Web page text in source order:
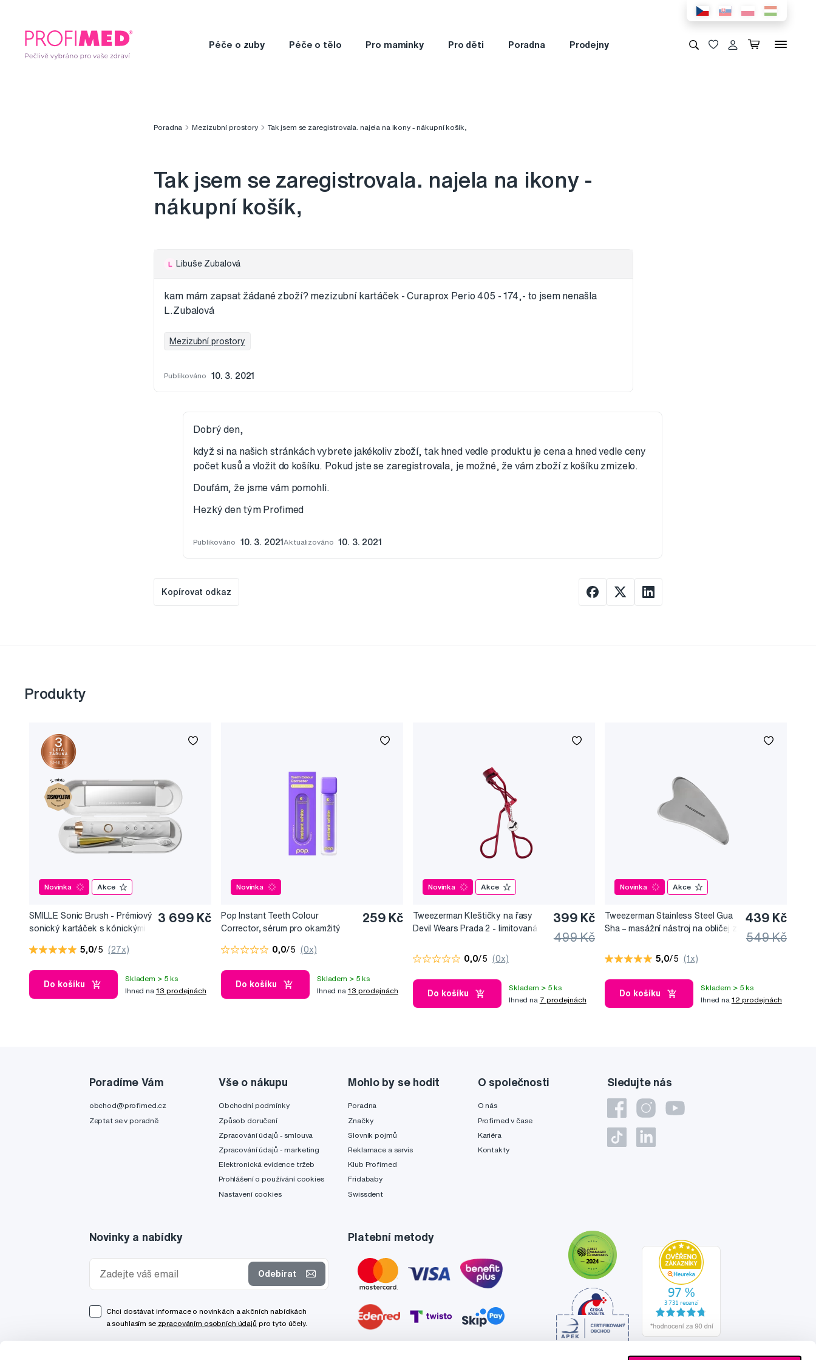
Péče o zuby Péče o tělo Pro maminky Pro děti Poradna Prodejny
Poradna Mezizubní prostory Tak jsem se zaregistrovala. najela na ikony - nákupní košík,
Tak jsem se zaregistrovala. najela na ikony -
nákupní košík,
L Libuše Zubalová
kam mám zapsat žádané zboží? mezizubní kartáček - Curaprox Perio 405 - 174,- to jsem nenašla
L.Zubalová
Mezizubní prostory
Publikováno 10. 3. 2021
Dobrý den,
když si na našich stránkách vybrete jakékoliv zboží, tak hned vedle produktu je cena a hned vedle ceny
počet kusů a vložit do košíku. Pokud jste se zaregistrovala, je možné, že vám zboží z košíku zmizelo.
Doufám, že jsme vám pomohli.
Hezký den tým Profimed
Publikováno 10. 3. 2021Aktualizováno 10. 3. 2021
Kopírovat odkaz
Produkty
Novinka Akce
SMILLE Sonic Brush - Prémiový
sonický kartáček s kónickými
3 699 Kč
5,0/5 (27x)
Do košíku
Skladem > 5 ks
Ihned na 13 prodejnách
Novinka
Pop Instant Teeth Colour
Corrector, sérum pro okamžitý
259 Kč
0,0/5 (0x)
Do košíku
Skladem > 5 ks
Ihned na 13 prodejnách
Novinka Akce
Tweezerman Kleštičky na řasy
Devil Wears Prada 2 - limitovaná
399 Kč
499 Kč
0,0/5 (0x)
Do košíku
Skladem > 5 ks
Ihned na 7 prodejnách
Novinka Akce
Tweezerman Stainless Steel Gua
Sha –⁠⁠⁠⁠⁠⁠ masážní nástroj na obličej z
439 Kč
549 Kč
5,0/5 (1x)
Do košíku
Skladem > 5 ks
Ihned na 12 prodejnách
Sledujte nás
Poradíme Vám
obchod@profimed.cz
Zeptat se v poradně
Vše o nákupu
Obchodní podmínky
Způsob doručení
Zpracování údajů - smlouva
Zpracování údajů - marketing
Elektronická evidence tržeb
Prohlášení o používání cookies
Nastavení cookies
Mohlo by se hodit
Poradna
Značky
Slovník pojmů
Reklamace a servis
Klub Profimed
Fridababy
Swissdent
O společnosti
O nás
Profimed v čase
Kariéra
Kontakty
Novinky a nabídky
Odebírat
Chci dostávat informace o novinkách a akčních nabídkách
a souhlasím se zpracováním osobních údajů pro tyto účely.
Platební metody